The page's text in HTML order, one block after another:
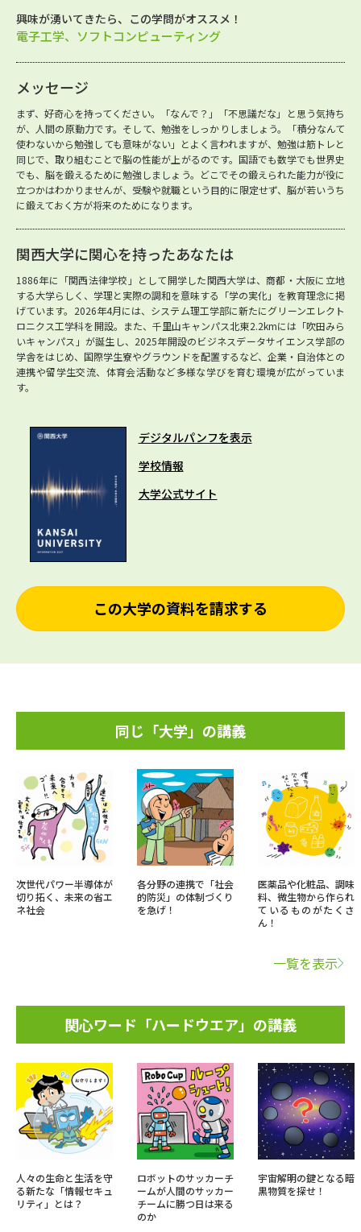
興味が湧いてきたら、この学問がオススメ！
電子工学、ソフトコンピューティング
メッセージ
まず、好奇心を持ってください。「なんで？」「不思議だな」と思う気持ち
が、人間の原動力です。そして、勉強をしっかりしましょう。「積分なんて
使わないから勉強しても意味がない」とよく言われますが、勉強は筋トレと
同じで、取り組むことで脳の性能が上がるのです。国語でも数学でも世界史
でも、脳を鍛えるために勉強しましょう。どこでその鍛えられた能力が役に
立つかはわかりませんが、受験や就職という目的に限定せず、脳が若いうち
に鍛えておく方が将来のためになります。
関西大学に関心を持ったあなたは
1886年に「関西法律学校」として開学した関西大学は、商都・大阪に立地
する大学らしく、学理と実際の調和を意味する「学の実化」を教育理念に掲
げています。2026年4月には、システム理工学部に新たにグリーンエレクト
ロニクス工学科を開設。また、千里山キャンパス北東2.2kmには「吹田みら
いキャンパス」が誕生し、2025年開設のビジネスデータサイエンス学部の
学舎をはじめ、国際学生寮やグラウンドを配置するなど、企業・自治体との
連携や留学生交流、体育会活動など多様な学びを育む環境が広がっていま
す。
デジタルパンフを表示
学校情報
大学公式サイト
この大学の資料を請求する
同じ「大学」の講義
次世代パワー半導体が
切り拓く、未来の省エ
ネ社会
各分野の連携で「社会
的防災」の体制づくり
を急げ！
医薬品や化粧品、調味
料、微生物から作られ
ているものがたくさ
ん！
一覧を表示
関心ワード「ハードウエア」の講義
人々の生命と生活を守
る新たな「情報セキュ
リティ」とは？
ロボットのサッカーチ
ームが人間のサッカー
チームに勝つ日は来る
のか
宇宙解明の鍵となる暗
黒物質を探せ！